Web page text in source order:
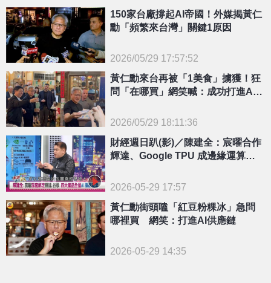
{PLAYICON}
150家台廠撐起AI帝國！外媒揭黃仁
勳「頻繁來台灣」關鍵1原因
2026/05/29 17:57:52
{PLAYICON}
黃仁勳來台再被「1美食」擄獲！狂
問「在哪買」網笑喊：成功打進AI
2026/05/29 18:11:36
財經週日趴(影)／陳建全：宸曜合作
輝達、Google TPU 成邊緣運算隱
2026-05-29 17:57
黃仁勳街頭嗑「紅豆粉粿冰」急問
哪裡買 網笑：打進AI供應鏈
2026-05-29 14:35